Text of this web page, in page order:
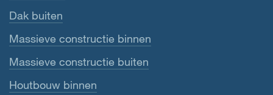
Dak buiten
Massieve constructie binnen
Massieve constructie buiten
Houtbouw binnen